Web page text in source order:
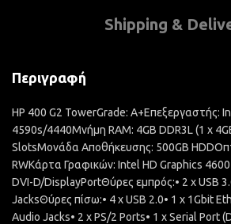
Shipping &
Περιγραφή
HP 400 G2 TowerGrade: A+Επεξεργαστής:
4590s/4440Μνήμη RAM: 4GB DDR3L (1 x
SlotsΜονάδα Αποθήκευσης: 500GB
RWΚάρτα Γραφικών: Intel HD Graphics
DVI-D/DisplayPortΘύρες εμπρός:• 2 x USB
JacksΘύρες πίσω:• 4 x USB 2.0• 1 x 1Gbit
Audio Jacks• 2 x PS/2 Ports• 1 x Serial Port